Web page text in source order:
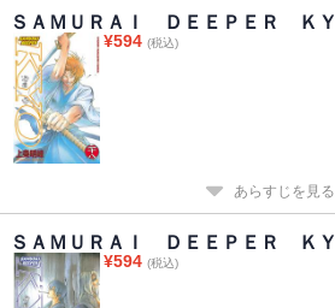
ＳＡＭＵＲＡＩ ＤＥＥＰＥＲ ＫＹ
¥594 (税込)
あらすじを見る
ＳＡＭＵＲＡＩ ＤＥＥＰＥＲ ＫＹ
¥594 (税込)